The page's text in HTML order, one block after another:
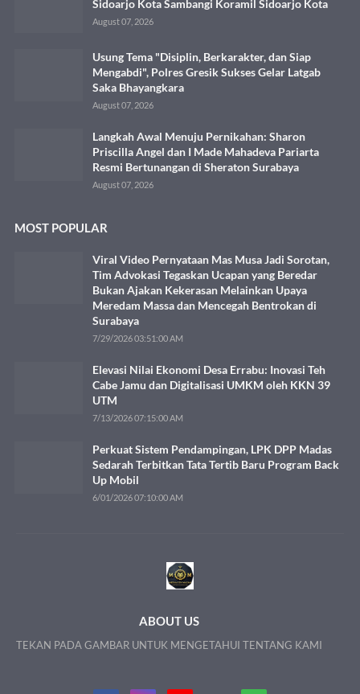
Sidoarjo Kota Sambangi Koramil Sidoarjo Kota
August 07, 2026
Usung Tema "Disiplin, Berkarakter, dan Siap
Mengabdi", Polres Gresik Sukses Gelar Latgab
Saka Bhayangkara
August 07, 2026
Langkah Awal Menuju Pernikahan: Sharon
Priscilla Angel dan I Made Mahadeva Pariarta
Resmi Bertunangan di Sheraton Surabaya
August 07, 2026
MOST POPULAR
Viral Video Pernyataan Mas Musa Jadi Sorotan,
Tim Advokasi Tegaskan Ucapan yang Beredar
Bukan Ajakan Kekerasan Melainkan Upaya
Meredam Massa dan Mencegah Bentrokan di
Surabaya
7/29/2026 03:51:00 AM
Elevasi Nilai Ekonomi Desa Errabu: Inovasi Teh
Cabe Jamu dan Digitalisasi UMKM oleh KKN 39
UTM
7/13/2026 07:15:00 AM
Perkuat Sistem Pendampingan, LPK DPP Madas
Sedarah Terbitkan Tata Tertib Baru Program Back
Up Mobil
6/01/2026 07:10:00 AM
ABOUT US
TEKAN PADA GAMBAR UNTUK MENGETAHUI TENTANG KAMI